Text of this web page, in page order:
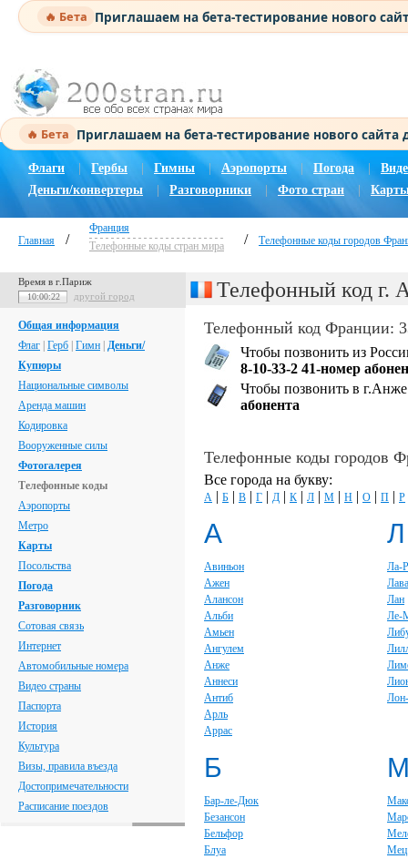
🔥 Бета Приглашаем на бета-тестирование нового
🔥 Бета Приглашаем на бета-тестирование нового
Флаги Гербы Гимны | Аэропорты Погода |
Деньги/конвертеры
Разговорники Фото стран
Главная /
Франция
Телефонные коды стран мира
/ Телефонные коды городов
Время в г.Париж
10:00:22 другой город
Общая информация
Флаг Герб Гимн Деньги/
Купюры
Национальные символы
Аренда машин
Кодировка
Вооруженные силы
Фотогалерея
Телефонные коды
Аэропорты
Метро
Карты
Посольства
Погода
Разговорник
Сотовая связь
Интернет
Автомобильные номера
Видео страны
Паспорта
История
Культура
Визы, правила въезда
Достопримечательности
Расписание поездов
Телефонный код г.
Телефонный код Франции:
Чтобы позвонить из
8-10-33-2 41-номер
Чтобы позвонить в
абонента
Телефонные коды городов
Все города на букву:
А | Б | В | Г | Д | К | Л | М | Н | О | П | Р
А
Авиньон
Ажен
Алансон
Альби
Амьен
Ангулем
Анже
Аннеси
Антиб
Арль
Аррас
Л
Ла-
Лан
Ле-
Б
Бар-ле-Дюк
Безансон
Бельфор
Блуа
Мец